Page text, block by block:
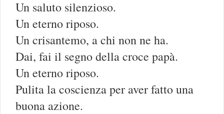
Un saluto silenzioso.
Un eterno riposo.
Un crisantemo, a chi non ne ha.
Dai, fai il segno della croce papà.
Un eterno riposo.
Pulita la coscienza per aver fatto una
buona azione.